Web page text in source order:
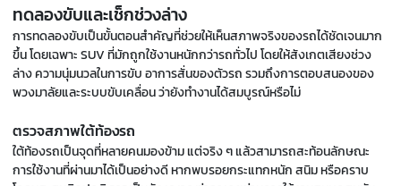
ทดลองขับและเช็กช่วงล่าง
การทดลองขับเป็นขั้นตอนสำคัญที่ช่วยให้เห็นสภาพจริงของรถได้ชัดเจนมาก
ขึ้น โดยเฉพาะ SUV ที่มักถูกใช้งานหนักกว่ารถทั่วไป โดยให้สังเกตเสียงช่วง
ล่าง ความนุ่มนวลในการขับ อาการสั่นของตัวรถ รวมถึงการตอบสนองของ
พวงมาลัยและระบบขับเคลื่อน ว่ายังทำงานได้สมบูรณ์หรือไม่
ตรวจสภาพใต้ท้องรถ
ใต้ท้องรถเป็นจุดที่หลายคนมองข้าม แต่จริง ๆ แล้วสามารถสะท้อนลักษณะ
การใช้งานที่ผ่านมาได้เป็นอย่างดี หากพบรอยกระแทกหนัก สนิม หรือคราบ